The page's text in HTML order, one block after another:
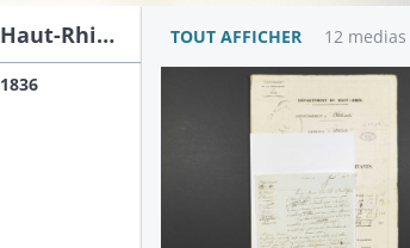
Recensement de la population du Haut-Rhin 1836 TOUT AFFICHER 12 medias